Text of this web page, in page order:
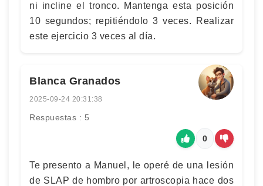
ni incline el tronco. Mantenga esta posición
10 segundos; repitiéndolo 3 veces. Realizar
este ejercicio 3 veces al día.
Blanca Granados
2025-09-24 20:31:38
Respuestas : 5
0
Te presento a Manuel, le operé de una lesión
de SLAP de hombro por artroscopia hace dos